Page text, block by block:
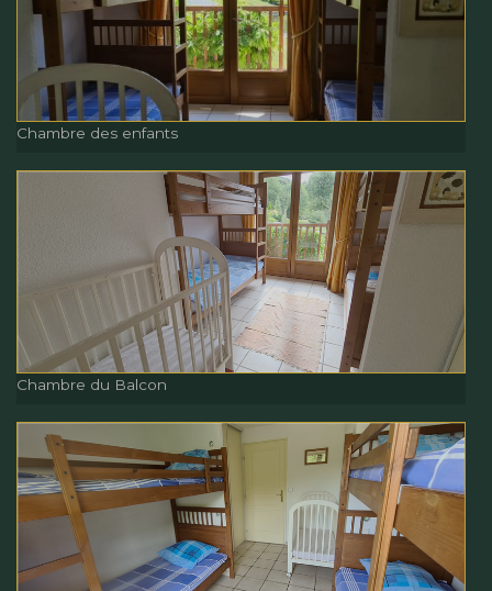
Salle de bain du Balcon
Chambre des enfants
Chambre des enfants
Chambre du Balcon
Chambre du Balcon